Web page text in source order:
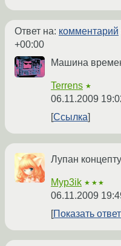
Ответ на: комментарий
+00:00
Машина
Terrens ★
06.11.2009
Ссылка
Лупан
Myp3ik ★★★
06.11.2009
Показать ответ